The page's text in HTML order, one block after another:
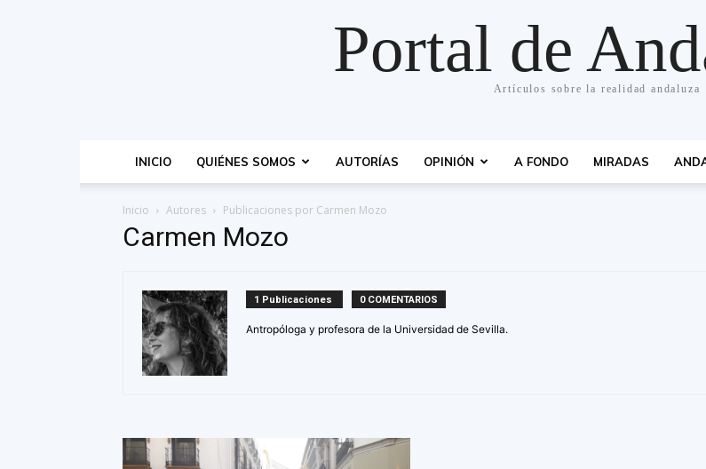
Portal de
Artículos sobre la realidad andaluza
INICIO QUIÉNES SOMOS AUTORÍAS OPINIÓN A FONDO MIRADAS
Inicio Autores Publicaciones por Carmen Mozo
Carmen Mozo
1 Publicaciones 0 COMENTARIOS
Antropóloga y profesora de la Universidad de Sevilla.